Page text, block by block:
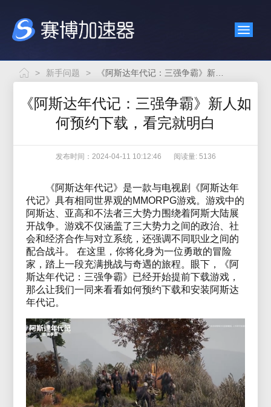
> 新手问题 >
《阿斯达年代记：三强争霸》新人如
何预约下载，看完就明白
发布时间：2024-04-11 10:12:46 阅读量: 5136
《阿斯达年代记》是一款与电视剧《阿斯达年
代记》具有相同世界观的MMORPG游戏。游戏中的
阿斯达、亚高和不法者三大势力围绕着阿斯大陆展
开战争。游戏不仅涵盖了三大势力之间的政治、社
会和经济合作与对立系统，还强调不同职业之间的
配合战斗。 在这里，你将化身为一位勇敢的冒险
家，踏上一段充满挑战与奇遇的旅程。眼下，《阿
斯达年代记：三强争霸》已经开始提前下载游戏，
那么让我们一同来看看如何预约下载和安装阿斯达
年代记。